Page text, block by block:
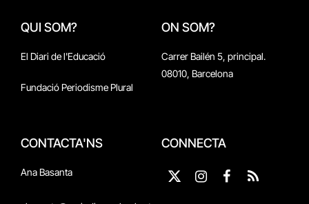
QUI SOM?
El Diari de l'Educació
Fundació Periodisme Plural
ON SOM?
Carrer Bailén 5, principal.
08010, Barcelona
CONTACTA'NS
Ana Basanta
CONNECTA
X
InstagramFacebook
RSS